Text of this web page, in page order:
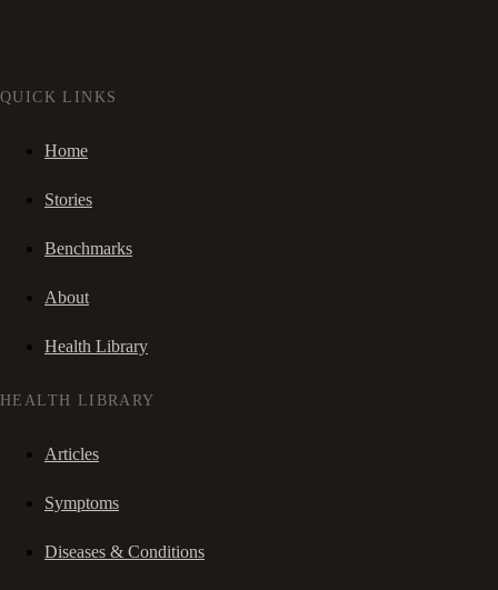
QUICK LINKS
Home
Stories
Benchmarks
About
Health Library
HEALTH LIBRARY
Articles
Symptoms
Diseases & Conditions